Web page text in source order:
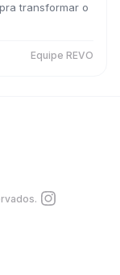
transformar o
Equipe REVO